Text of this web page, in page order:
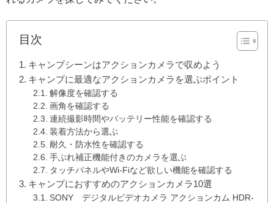
目次
キャンプシーンはアクションカメラで収めよう
キャンプに最適なアクションカメラを選ぶポイント
解像度を確認する
画角を確認する
連続撮影時間やバッテリー性能を確認する
装着方法から選ぶ
耐久・防水性を確認する
手ぶれ補正機能付きのカメラを選ぶ
タッチパネルやWi-Fiなど欲しい機能を確認する
キャンプにおすすめのアクションカメラ10選
SONY デジタルビデオカメラ アクションカム HDR-